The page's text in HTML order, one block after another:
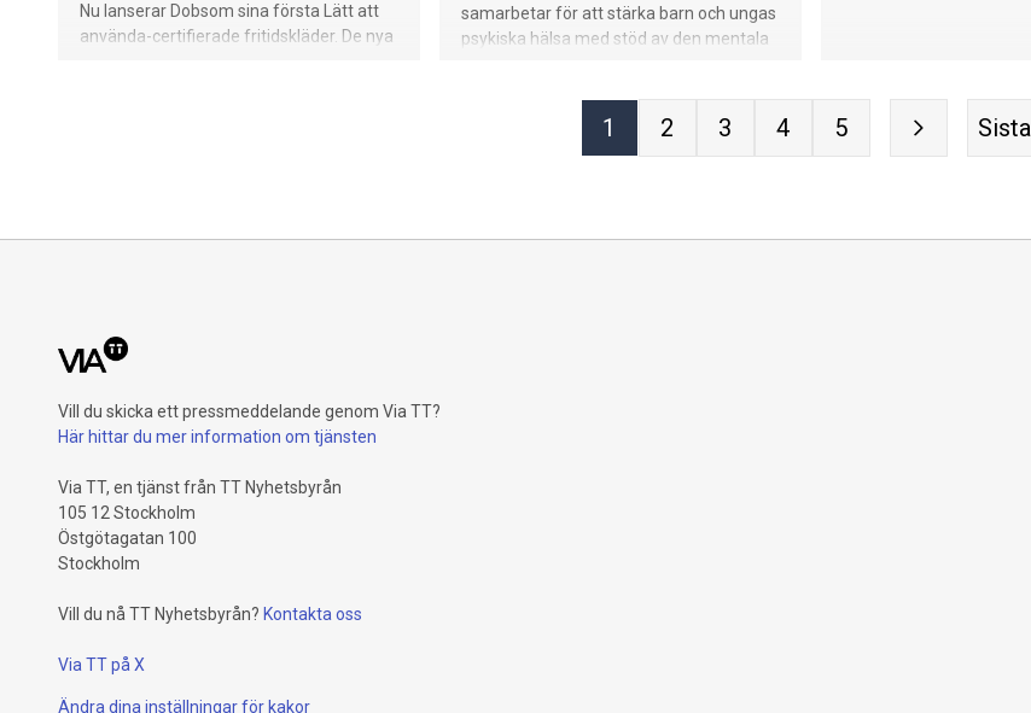
Nu lanserar Dobsom sina första Lätt att
använda-certifierade fritidskläder. De nya
samarbetar för att stärka barn och ungas
psykiska hälsa med stöd av den mentala
1 2 3 4 5 Sista
Vill du skicka ett pressmeddelande genom Via TT?
Här hittar du mer information om tjänsten
Via TT, en tjänst från TT Nyhetsbyrån
105 12 Stockholm
Östgötagatan 100
Stockholm
Vill du nå TT Nyhetsbyrån? Kontakta oss
Via TT på X
Ändra dina inställningar för kakor